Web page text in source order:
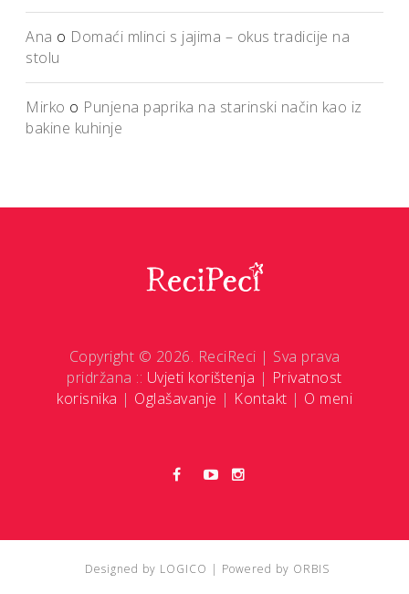
Ana o Domaći mlinci s jajima – okus tradicije na
stolu
Mirko o Punjena paprika na starinski način kao iz
bakine kuhinje
Copyright © 2026. ReciReci | Sva prava
pridržana :: Uvjeti korištenja | Privatnost
korisnika | Oglašavanje | Kontakt | O meni
Designed by LOGICO | Powered by ORBIS